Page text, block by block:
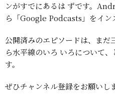
ンがすでにあるは ずです。
ら「Google Podcasts」をイン
公開済みのエピソードは、まだ
ら水平線のいろ いろについて
す。
ぜひチャンネル登録をお願いし